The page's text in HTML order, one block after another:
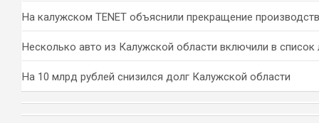
На калужском TENET объяснили прекращение
Несколько авто из Калужской области включили в список
На 10 млрд рублей снизился долг Калужской области